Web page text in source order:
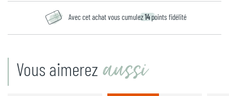
Avec cet achat vous cumulez14 points fidélité
Vous aimerez aussi